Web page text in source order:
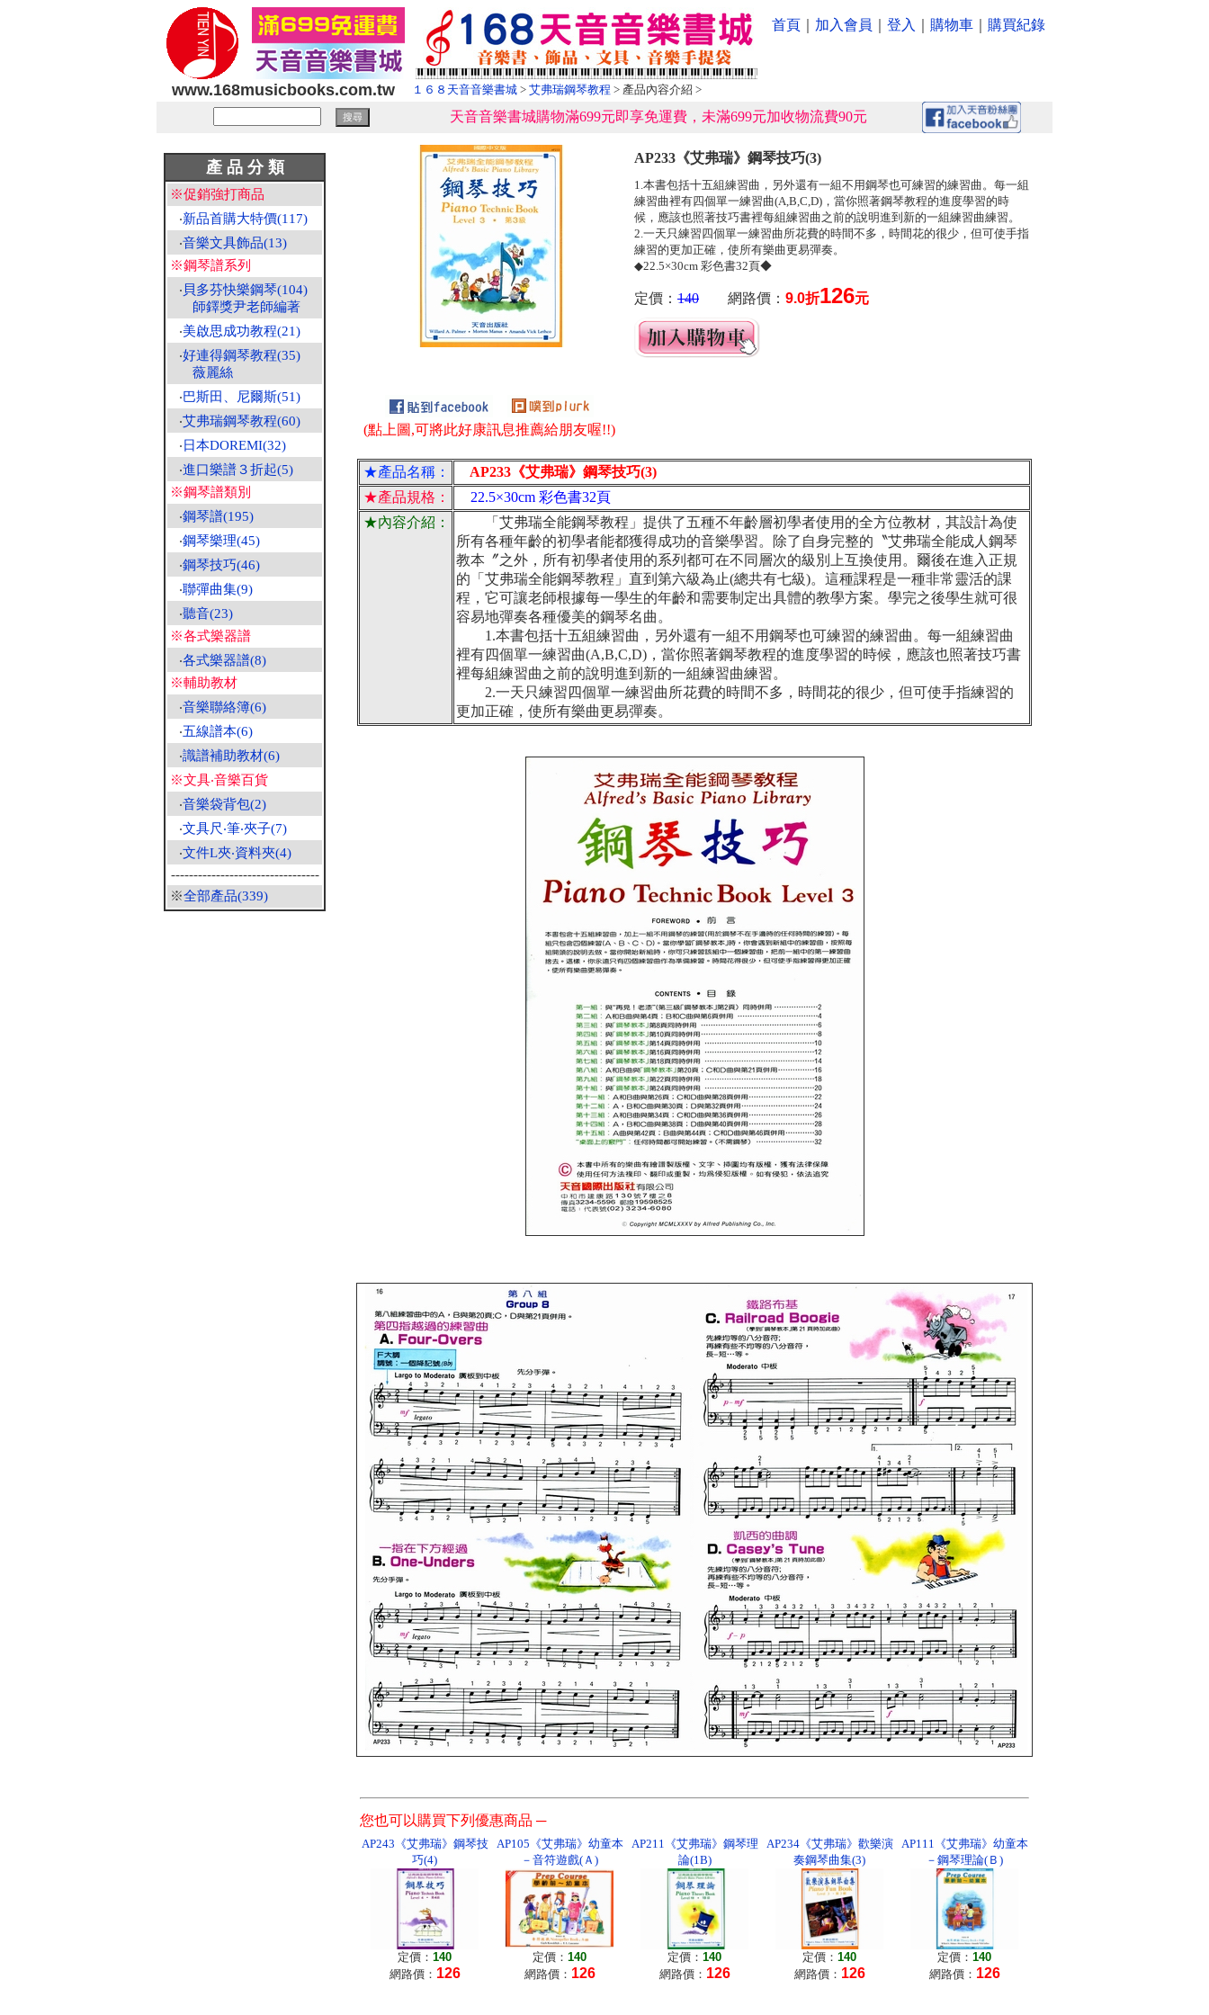
首頁 加入會員 登入 購物車 購買紀錄
www.168musicbooks.com.tw １６８天音音樂書城 > 艾弗瑞鋼琴教程 > 產品內容介紹 >
天音音樂書城購物滿699元即享免運費，未滿699元加收物流費90元
產 品 分 類
※促銷強打商品
‧新品首購大特價(117)
‧音樂文具飾品(13)
※鋼琴譜系列
‧ 貝多芬快樂鋼琴(104)
師鐸獎尹老師編著
‧美啟思成功教程(21)
‧好連得鋼琴教程(35)
薇麗絲
‧巴斯田、尼爾斯(51)
‧艾弗瑞鋼琴教程(60)
‧ 日本DOREMI(32)
‧進口樂譜３折起(5)
※鋼琴譜類別
‧鋼琴譜(195)
‧鋼琴樂理(45)
‧鋼琴技巧(46)
‧聯彈曲集(9)
‧聽音(23)
※各式樂器譜
‧各式樂器譜(8)
※輔助教材
‧音樂聯絡簿(6)
‧五線譜本(6)
‧識譜補助教材(6)
※文具‧音樂百貨
‧音樂袋背包(2)
‧文具尺‧筆‧夾子(7)
‧文件L夾‧資料夾(4)
---------------------------------
※全部產品(339)
(點上圖,可將此好康訊息推薦給朋友喔!!)
AP233《艾弗瑞》鋼琴技巧(3)
1.本書包括十五組練習曲，另外還有一組不用鋼琴也可練習的練習曲。每一組
練習曲裡有四個單一練習曲(A,B,C,D)，當你照著鋼琴教程的進度學習的時
候，應該也照著技巧書裡每組練習曲之前的說明進到新的一組練習曲練習。
2.一天只練習四個單一練習曲所花費的時間不多，時間花的很少，但可使手指
練習的更加正確，使所有樂曲更易彈奏。
◆22.5×30cm 彩色書32頁◆
定價： 140 網路價： 9.0折126元
★產品名稱：
AP233《艾弗瑞》鋼琴技巧(3)
★產品規格：
22.5×30cm 彩色書32頁
★內容介紹：
「艾弗瑞全能鋼琴教程」提供了五種不年齡層初學者使用的全方位教材，其設計為使
所有各種年齡的初學者能都獲得成功的音樂學習。除了自身完整的〝艾弗瑞全能成人鋼琴
教本〞之外，所有初學者使用的系列都可在不同層次的級別上互換使用。爾後在進入正規
的「艾弗瑞全能鋼琴教程」直到第六級為止(總共有七級)。這種課程是一種非常靈活的課
程，它可讓老師根據每一學生的年齡和需要制定出具體的教學方案。學完之後學生就可很
容易地彈奏各種優美的鋼琴名曲。
1.本書包括十五組練習曲，另外還有一組不用鋼琴也可練習的練習曲。每一組練習曲
裡有四個單一練習曲(A,B,C,D)，當你照著鋼琴教程的進度學習的時候，應該也照著技巧書
裡每組練習曲之前的說明進到新的一組練習曲練習。
2.一天只練習四個單一練習曲所花費的時間不多，時間花的很少，但可使手指練習的
更加正確，使所有樂曲更易彈奏。
您也可以購買下列優惠商品 ─
AP243《艾弗瑞》鋼琴技
巧(4)
定價： 140
網路價： 126
AP105《艾弗瑞》幼童本
－音符遊戲(Ａ)
定價： 140
網路價： 126
AP211《艾弗瑞》鋼琴理
論(1B)
定價： 140
網路價： 126
AP234《艾弗瑞》歡樂演
奏鋼琴曲集(3)
定價： 140
網路價： 126
AP111《艾弗瑞》幼童本
－鋼琴理論(Ｂ)
定價： 140
網路價： 126